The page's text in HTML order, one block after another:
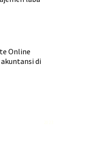
Online
di